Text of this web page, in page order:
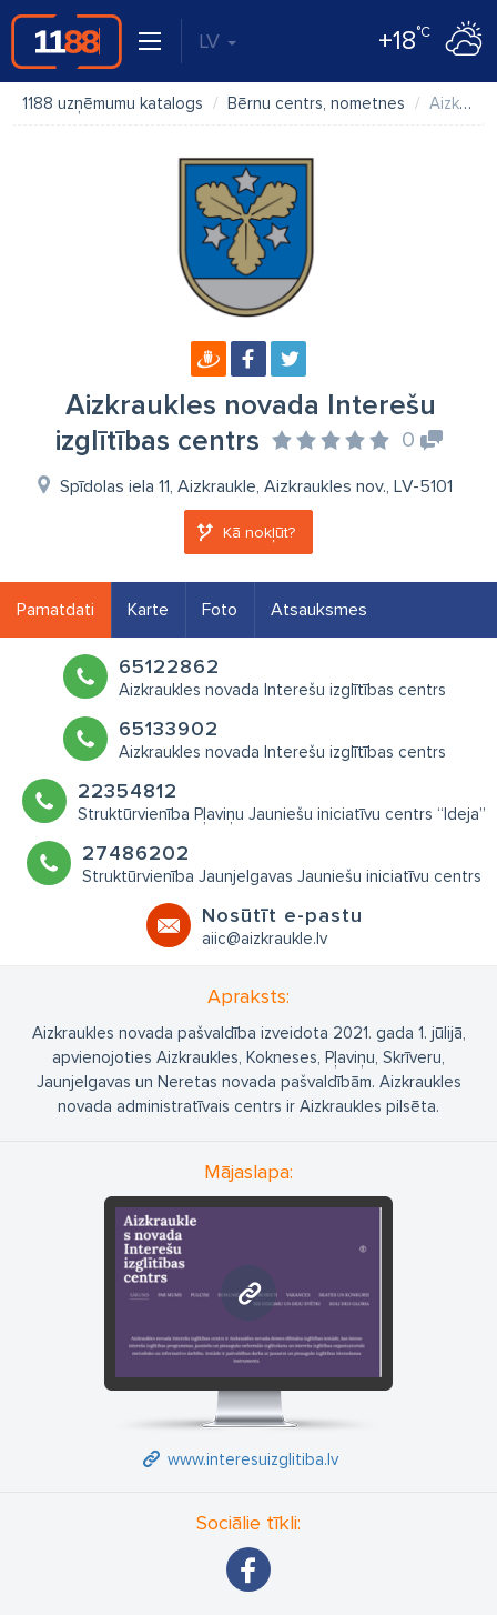
LV +18°C
1188 uzņēmumu katalogs Bērnu centrs, nometnes Aizkraukles novada Interešu izglītības centrs
Aizkraukles novada Interešu
izglītības centrs
0
Spīdolas iela 11, Aizkraukle, Aizkraukles nov., LV-5101
Kā nokļūt?
Pamatdati Karte Foto Atsauksmes
65122862
Aizkraukles novada Interešu izglītības centrs
65133902
Aizkraukles novada Interešu izglītības centrs
22354812
Struktūrvienība Pļaviņu Jauniešu iniciatīvu centrs “Ideja”
27486202
Struktūrvienība Jaunjelgavas Jauniešu iniciatīvu centrs
Nosūtīt e-pastu
​aiic@aizkraukle.lv
Apraksts:
Aizkraukles novada pašvaldība izveidota 2021. gada 1. jūlijā,
apvienojoties Aizkraukles, Kokneses, Pļaviņu, Skrīveru,
Jaunjelgavas un Neretas novada pašvaldībām. Aizkraukles
novada administratīvais centrs ir Aizkraukles pilsēta.
Mājaslapa:
www.interesuizglitiba.lv
www.interesuizglitiba.lv
Sociālie tīkli: